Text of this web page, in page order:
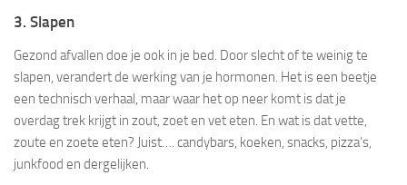
3. Slapen
Gezond afvallen doe je ook in je bed. Door slecht of te weinig te
slapen, verandert de werking van je hormonen. Het is een beetje
een technisch verhaal, maar waar het op neer komt is dat je
overdag trek krijgt in zout, zoet en vet eten. En wat is dat vette,
zoute en zoete eten? Juist…. candybars, koeken, snacks, pizza’s,
junkfood en dergelijken.